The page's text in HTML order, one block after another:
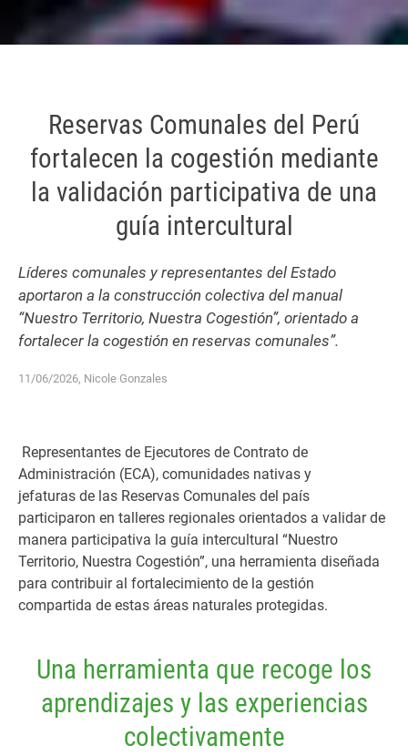
Reservas Comunales del Perú
fortalecen la cogestión mediante
la validación participativa de una
guía intercultural
Líderes comunales y representantes del Estado
aportaron a la construcción colectiva del manual
“Nuestro Territorio, Nuestra Cogestión”, orientado a
fortalecer la cogestión en reservas comunales”.
11/06/2026, Nicole Gonzales
Representantes de Ejecutores de Contrato de
Administración (ECA), comunidades nativas y
jefaturas de las Reservas Comunales del país
participaron en talleres regionales orientados a validar de
manera participativa la guía intercultural “Nuestro
Territorio, Nuestra Cogestión”, una herramienta diseñada
para contribuir al fortalecimiento de la gestión
compartida de estas áreas naturales protegidas.
Una herramienta que recoge los
aprendizajes y las experiencias
colectivamente